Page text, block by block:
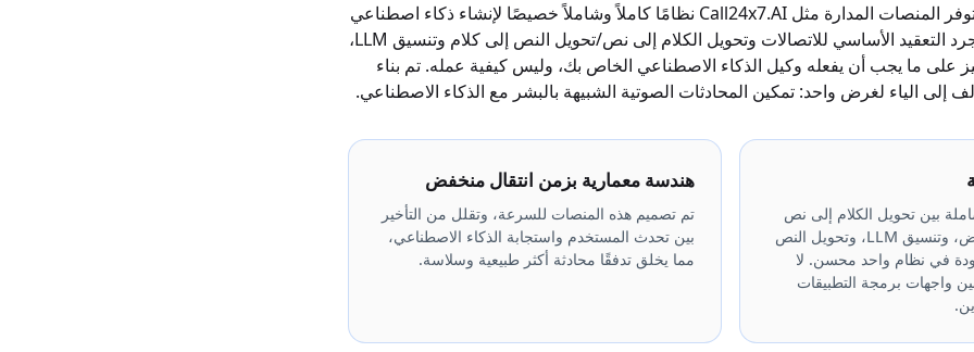
منخفضة المستوى، توفر المنصات المدارة مثل Call24x7.AI نظامًا كاملاً وشاملاً خصيصًا لإنشاء ذكاء اصطناعي
محادثة متقدم. إنها تجرد التعقيد الأساسي للاتصالات وتحويل الكلام إلى نص/تحويل النص إلى كلام وتنسيق LLM،
على ما يجب أن يفعله وكيل الذكاء الاصطناعي الخاص بك، وليس كيفية عمله. تم بناء
إلى الياء لغرض واحد: تمكين المحادثات الصوتية الشبيهة بالبشر مع الذكاء الاصطناعي.
بين تحويل الكلام إلى نص
بزمن انتقال منخفض، وتنسيق LLM، وتحويل النص
في نظام واحد محسن. لا
واجهات برمجة التطبيقات
هندسة معمارية بزمن انتقال منخفض
تم تصميم هذه المنصات للسرعة، وتقلل من التأخير
بين تحدث المستخدم واستجابة الذكاء الاصطناعي،
مما يخلق تدفقًا محادثة أكثر طبيعية وسلاسة.